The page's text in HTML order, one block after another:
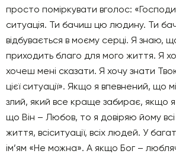
просто поміркувати вголос:
ситуація. Ти бачиш цю людину. Ти
відбувається в моєму серці. Я знаю,
приходить благо для мого життя. Я
хочеш мені сказати. Я хочу знати
цієї ситуації». Якщо я впевнений, що
злий, який все краще забирає, якщо я
що Він – Любов, то я довіряю йому
життя, всіситуації, всіх людей. У
ім’ям «Не можна». А якщо Бог –